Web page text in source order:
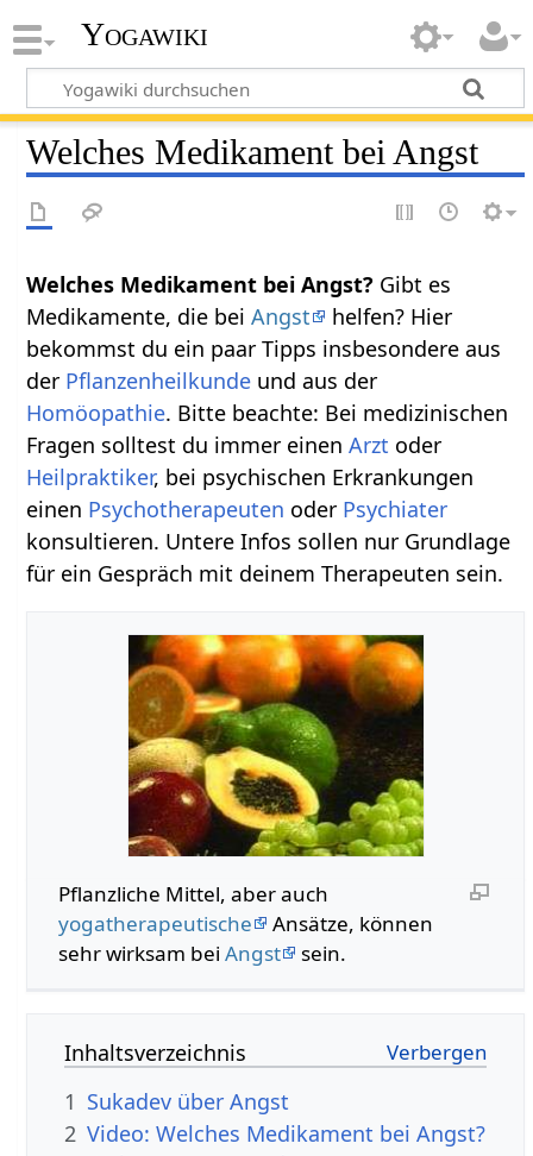
Yogawiki
Welches Medikament bei Angst
Welches Medikament bei Angst? Gibt es
Medikamente, die beiAngst
helfen? Hier
bekommst du ein paar Tipps insbesondere aus
der Pflanzenheilkunde und aus der
Homöopathie. Bitte beachte: Bei medizinischen
Fragen solltest du immer einenArzt oder
Heilpraktiker, bei psychischen Erkrankungen
einen Psychotherapeuten oder Psychiater
konsultieren. Untere Infos sollen nur Grundlage
für ein Gespräch mit deinem Therapeuten sein.
Pflanzliche Mittel, aber auch
yogatherapeutische
Ansätze, können
sehr wirksam bei Angst sein.
Inhaltsverzeichnis
1 Sukadev über Angst
2 Video: Welches Medikament bei Angst?